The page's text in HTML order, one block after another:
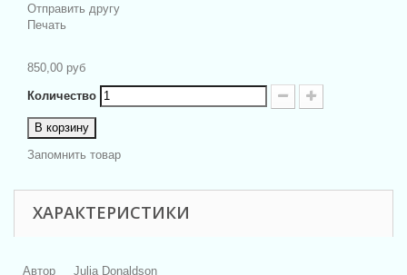
Отправить другу
Печать
850,00 руб
Количество
В корзину
Запомнить товар
ХАРАКТЕРИСТИКИ
Автор Julia Donaldson